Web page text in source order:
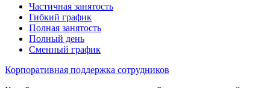
Частичная занятость
Гибкий график
Полная занятость
Полный день
Сменный график
Корпоративная поддержка сотрудников